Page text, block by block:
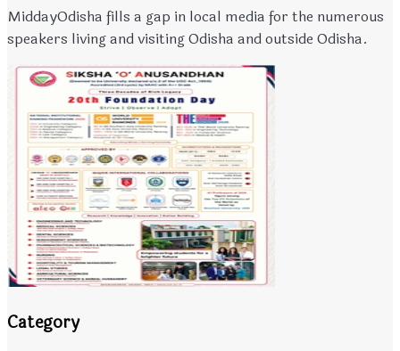
MiddayOdisha fills a gap in local media for the numerous
speakers living and visiting Odisha and outside Odisha.
Category